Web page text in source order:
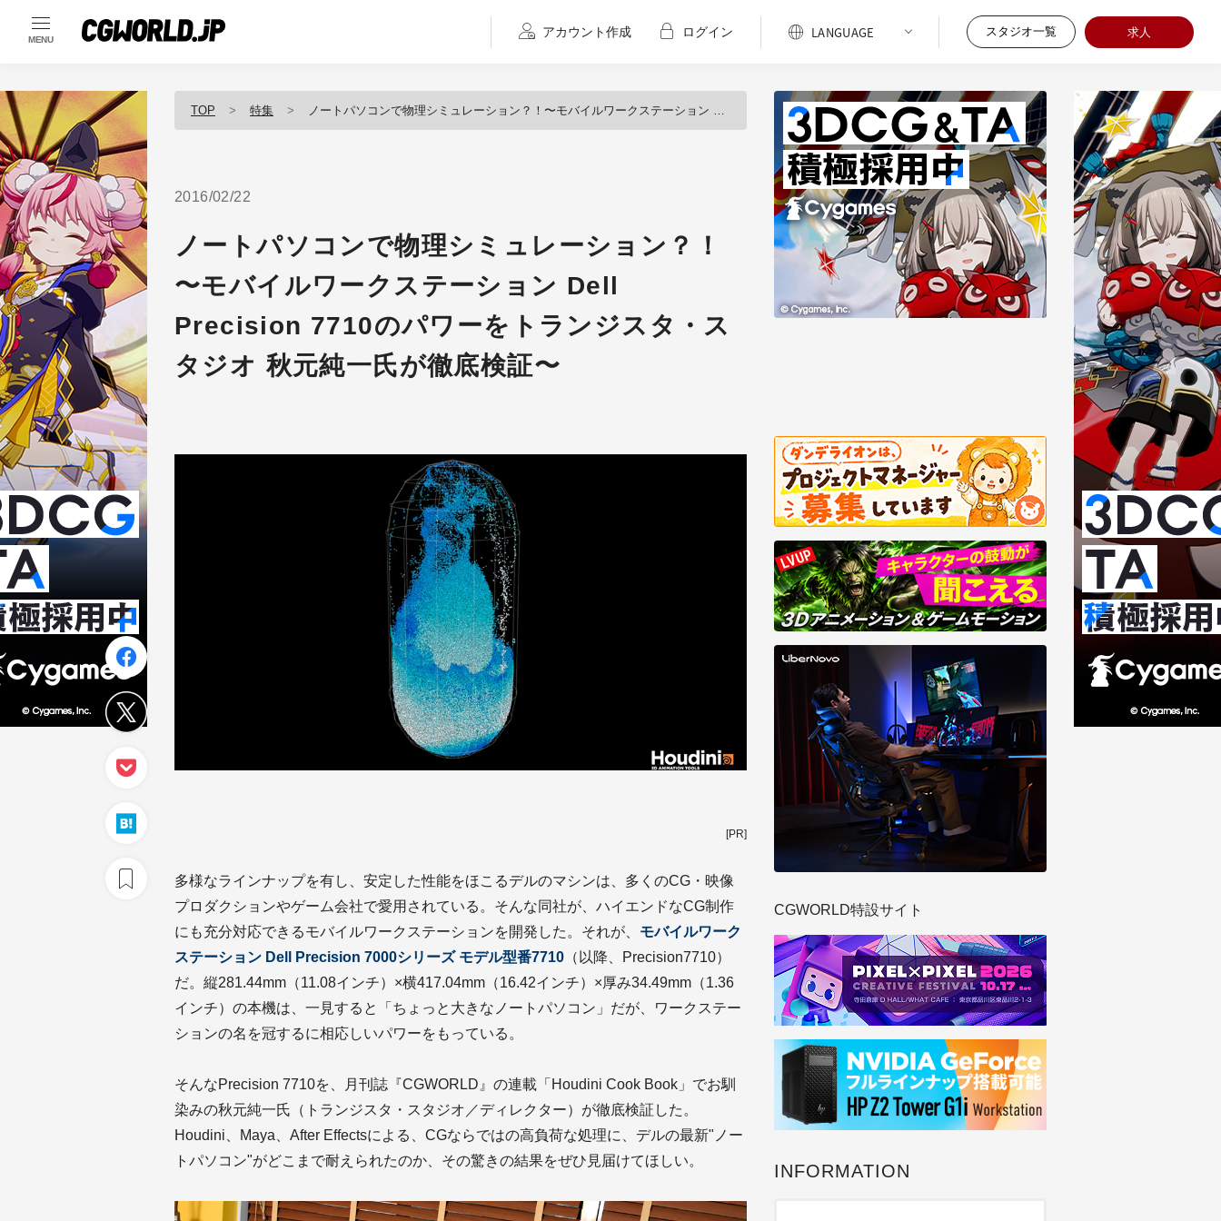
MENU
アカウント作成 ログイン スタジオ一覧 求人
TOP 特集 ノートパソコンで物理シミュレーション？！〜モバイルワークステーション Dell Precision 7710のパワーをトランジスタ・スタジオ 秋元純一氏が徹底検証〜
2016/02/22
ノートパソコンで物理シミュレーション？！
〜モバイルワークステーション Dell
Precision 7710のパワーをトランジスタ・ス
タジオ 秋元純一氏が徹底検証〜
[PR]
多様なラインナップを有し、安定した性能をほこるデルのマシンは、多くのCG・映像
プロダクションやゲーム会社で愛用されている。そんな同社が、ハイエンドなCG制作
にも充分対応できるモバイルワークステーションを開発した。それが、 モバイルワーク
ステーション Dell Precision 7000シリーズ モデル型番7710 （以降、Precision7710）
だ。縦281.44mm（11.08インチ）×横417.04mm（16.42インチ）×厚み34.49mm（1.36
インチ）の本機は、一見すると「ちょっと大きなノートパソコン」だが、ワークステー
ションの名を冠するに相応しいパワーをもっている。
そんなPrecision 7710を、月刊誌『CGWORLD』の連載「Houdini Cook Book」でお馴
染みの秋元純一氏（トランジスタ・スタジオ／ディレクター）が徹底検証した。
Houdini、Maya、After Effectsによる、CGならではの高負荷な処理に、デルの最新"ノー
トパソコン"がどこまで耐えられたのか、その驚きの結果をぜひ見届けてほしい。
CGWORLD特設サイト
INFORMATION